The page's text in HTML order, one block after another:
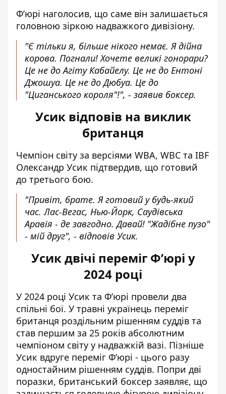
Ф’юрі наголосив, що саме він залишається
головною зіркою надважкого дивізіону.
"Є тільки я, більше нікого немає. Я дійна
корова. Погнали! Хочете великі гонорари?
Це не до Агіту Кабайелу. Це не до Ентоні
Джошуа. Це не до Дюбуа. Це до
"Циганського короля"!", - заявив боксер.
Усик відповів на виклик
британця
Чемпіон світу за версіями WBA, WBC та IBF
Олександр Усик підтвердив, що готовий
до третього бою.
"Привіт, брате. Я готовий у будь-який
час. Лас-Вегас, Нью-Йорк, Саудівська
Аравія - де завгодно. Давай! "Жадібне пузо"
- мій друг", - відповів Усик.
Усик двічі переміг Ф’юрі у
2024 році
У 2024 році Усик та Ф’юрі провели два
спільні бої. У травні українець переміг
британця роздільним рішенням суддів та
став першим за 25 років абсолютним
чемпіоном світу у надважкій вазі. Пізніше
Усик вдруге переміг Ф’юрі - цього разу
одностайним рішенням суддів. Попри дві
поразки, британський боксер заявляє, що